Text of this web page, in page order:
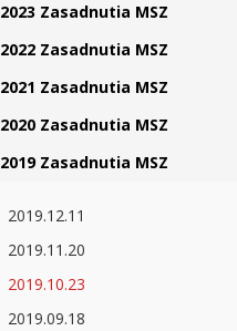
2023 Zasadnutia MSZ
2022 Zasadnutia MSZ
2021 Zasadnutia MSZ
2020 Zasadnutia MSZ
2019 Zasadnutia MSZ
2019.12.11
2019.11.20
2019.10.23
2019.09.18